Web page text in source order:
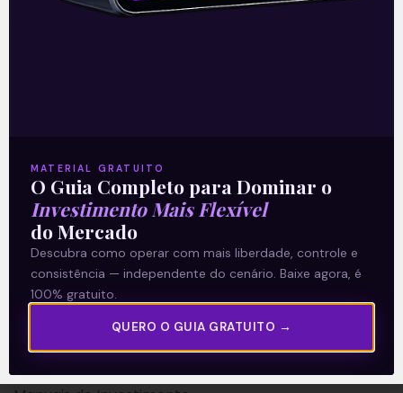
Sobre nós
Termos e Condições
Política de Privacidade
Explore
Artigos
MATERIAL GRATUITO
O Guia Completo para Dominar o
Investimento Mais Flexível
do Mercado
Descubra como operar com mais liberdade, controle e
consistência — independente do cenário. Baixe agora, é
100% gratuito.
QUERO O GUIA GRATUITO →